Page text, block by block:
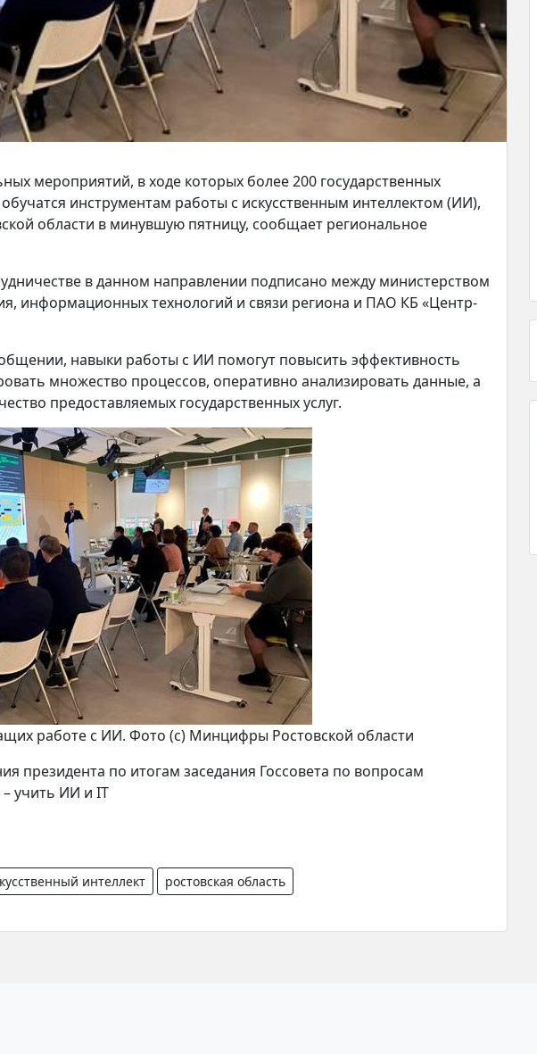
мероприятий, в ходе которых более 200 государственных
инструментам работы с искусственным интеллектом (ИИ),
области в минувшую пятницу, сообщает региональное
в данном направлении подписано между министерством
информационных технологий и связи региона и ПАО КБ «Центр-
навыки работы с ИИ помогут повысить эффективность
множество процессов, оперативно анализировать данные, а
предоставляемых государственных услуг.
работе с ИИ. Фото (с) Минцифры Ростовской области
президента по итогам заседания Госсовета по вопросам
– учить ИИ и IT
интеллект ростовская область